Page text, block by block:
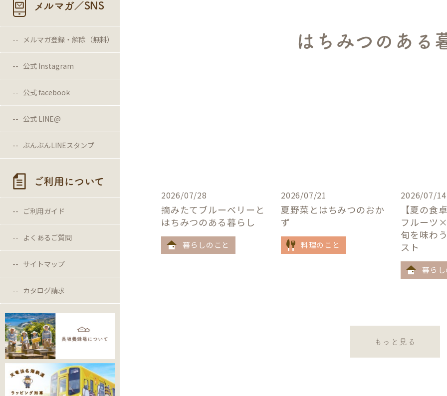
メルマガ／SNS
メルマガ登録・解除（無料）
公式 Instagram
公式 facebook
公式 LINE@
ぶんぶんLINEスタンプ
ご利用について
ご利用ガイド
よくあるご質問
サイトマップ
カタログ請求
はちみつのある
2026/07/28
摘みたてブルーベリーと
はちみつのある暮らし
暮らしのこと
2026/07/21
夏野菜とはちみつのおか
ず
料理のこと
2026/07/14
【夏の食
フルーツ
旬を味わ
スト
暮ら
もっと見る